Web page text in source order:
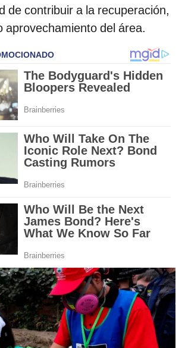
de contribuir a la recuperación,
aprovechamiento del área.